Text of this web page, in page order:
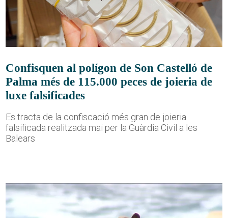
Confisquen al polígon de Son Castelló de
Palma més de 115.000 peces de joieria de
luxe falsificades
Es tracta de la confiscació més gran de joieria
falsificada realitzada mai per la Guàrdia Civil a les
Balears